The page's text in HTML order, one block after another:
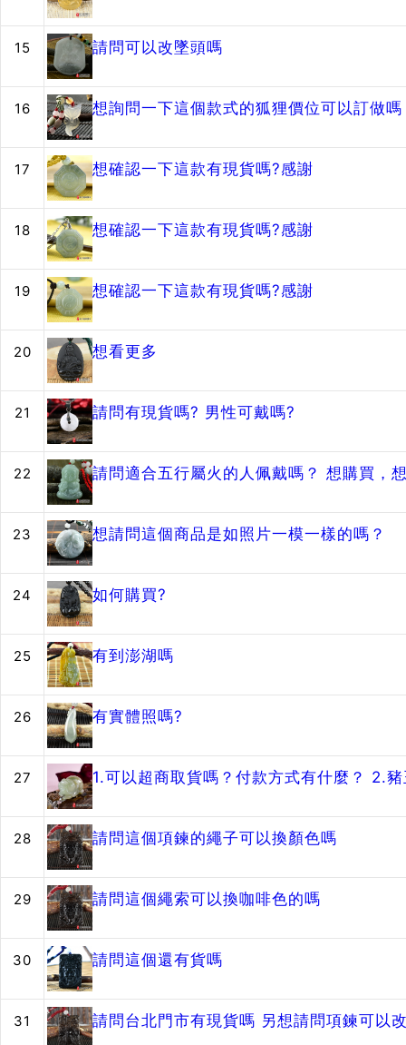
15 請問可以改墜頭嗎
16 想詢問一下這個款式的狐狸價位可以訂做
17 想確認一下這款有現貨嗎?感謝
18 想確認一下這款有現貨嗎?感謝
19 想確認一下這款有現貨嗎?感謝
20 想看更多
21 請問有現貨嗎? 男性可戴嗎?
22 請問適合五行屬火的人佩戴嗎？ 想購買，
23 想請問這個商品是如照片一模一樣的嗎？
24 如何購買?
25 有到澎湖嗎
26 有實體照嗎?
27 1.可以超商取貨嗎？付款方式有什麼？ 2.
28 請問這個項鍊的繩子可以換顏色嗎
29 請問這個繩索可以換咖啡色的嗎
30 請問這個還有貨嗎
31 請問台北門市有現貨嗎 另想請問項鍊可以